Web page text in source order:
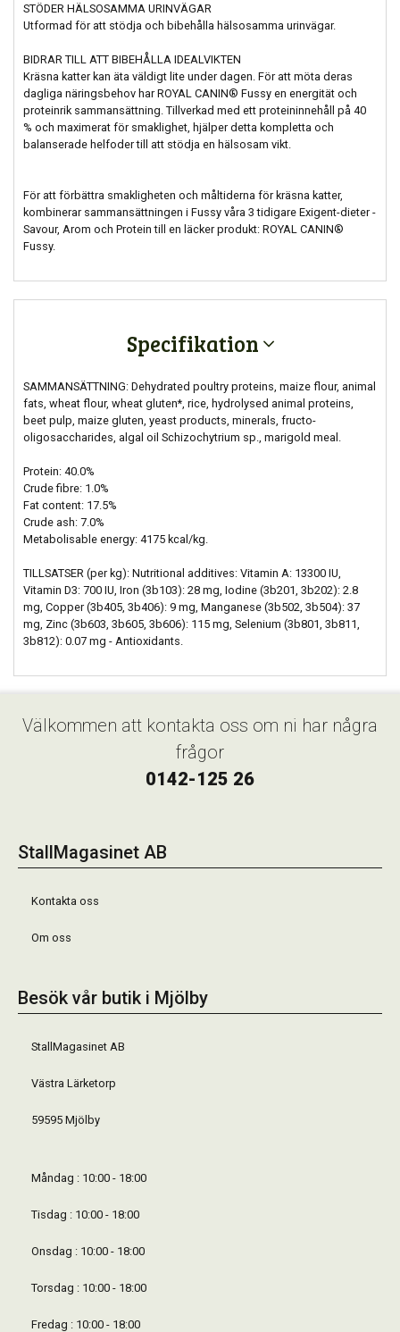
STÖDER HÄLSOSAMMA URINVÄGAR
Utformad för att stödja och bibehålla hälsosamma urinvägar.
BIDRAR TILL ATT BIBEHÅLLA IDEALVIKTEN
Kräsna katter kan äta väldigt lite under dagen. För att möta deras
dagliga näringsbehov har ROYAL CANIN® Fussy en energität och
proteinrik sammansättning. Tillverkad med ett proteininnehåll på 40
% och maximerat för smaklighet, hjälper detta kompletta och
balanserade helfoder till att stödja en hälsosam vikt.
För att förbättra smakligheten och måltiderna för kräsna katter,
kombinerar sammansättningen i Fussy våra 3 tidigare Exigent-dieter -
Savour, Arom och Protein till en läcker produkt: ROYAL CANIN®
Fussy.
Specifikation
SAMMANSÄTTNING: Dehydrated poultry proteins, maize flour, animal
fats, wheat flour, wheat gluten*, rice, hydrolysed animal proteins,
beet pulp, maize gluten, yeast products, minerals, fructo-
oligosaccharides, algal oil Schizochytrium sp., marigold meal.
Protein: 40.0%
Crude fibre: 1.0%
Fat content: 17.5%
Crude ash: 7.0%
Metabolisable energy: 4175 kcal/kg.
TILLSATSER (per kg): Nutritional additives: Vitamin A: 13300 IU,
Vitamin D3: 700 IU, Iron (3b103): 28 mg, Iodine (3b201, 3b202): 2.8
mg, Copper (3b405, 3b406): 9 mg, Manganese (3b502, 3b504): 37
mg, Zinc (3b603, 3b605, 3b606): 115 mg, Selenium (3b801, 3b811,
3b812): 0.07 mg - Antioxidants.
Välkommen att kontakta oss om ni har några
frågor
0142-125 26
StallMagasinet AB
Kontakta oss
Om oss
Besök vår butik i Mjölby
StallMagasinet AB
Västra Lärketorp
59595 Mjölby
Måndag : 10:00 - 18:00
Tisdag : 10:00 - 18:00
Onsdag : 10:00 - 18:00
Torsdag : 10:00 - 18:00
Fredag : 10:00 - 18:00